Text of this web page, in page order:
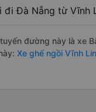
Đà Nẵng từ Vĩnh
đường này là xe
Xe ghế ngồi Vĩnh